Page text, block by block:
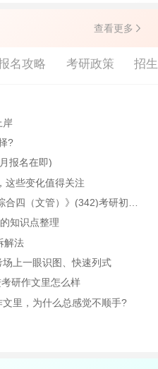
查看更多
名攻略 考研政策 招
岸
?
报名在即)
这些变化值得关注
（文管）》(342)考研初试大纲
知识点整理
解法
上一眼识图、快速列式
研作文里怎么样
里，为什么总感觉不顺手?